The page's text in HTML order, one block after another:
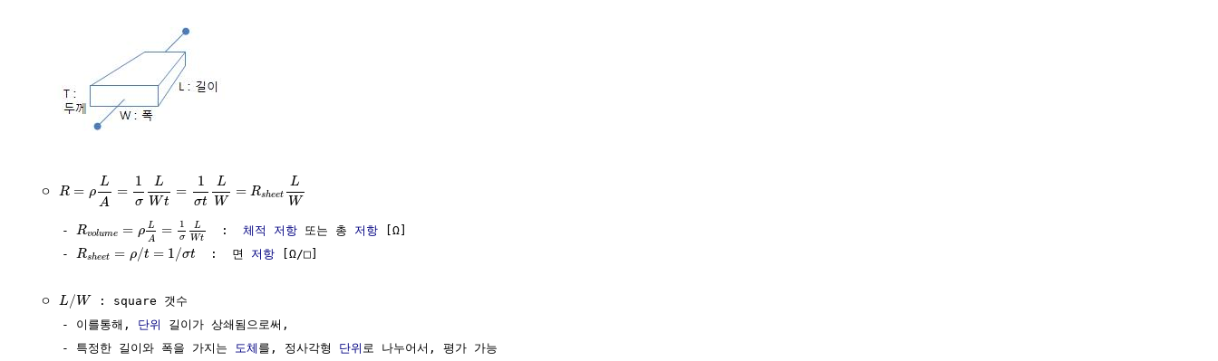
  ㅇ
R = ρ
L
A
=
1
σ
L
Wt
=
1
σt
L
W
= Rsheet
L
W
     -
Rvolume = ρ L
A
= 1
σ
L
Wt
  :
체적 저항 또는 총 저항 [Ω]
     -
Rsheet = ρ/t = 1/σt
  :  면
저항 [Ω/□]
  ㅇ
L / W
: square 갯수
     - 이를통해,
단위
길이가 상쇄됨으로써,
     - 특정한 길이와 폭을 가지는
도체 를, 정사각형 단위 로 나누어서, 평가 가능